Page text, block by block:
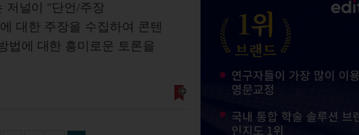
저널이 "단언/주장
대한 주장을 수집하여 콘텐
법에 대한 흥미로운 토론을